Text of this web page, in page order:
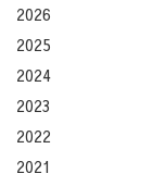
2026
2025
2024
2023
2022
2021